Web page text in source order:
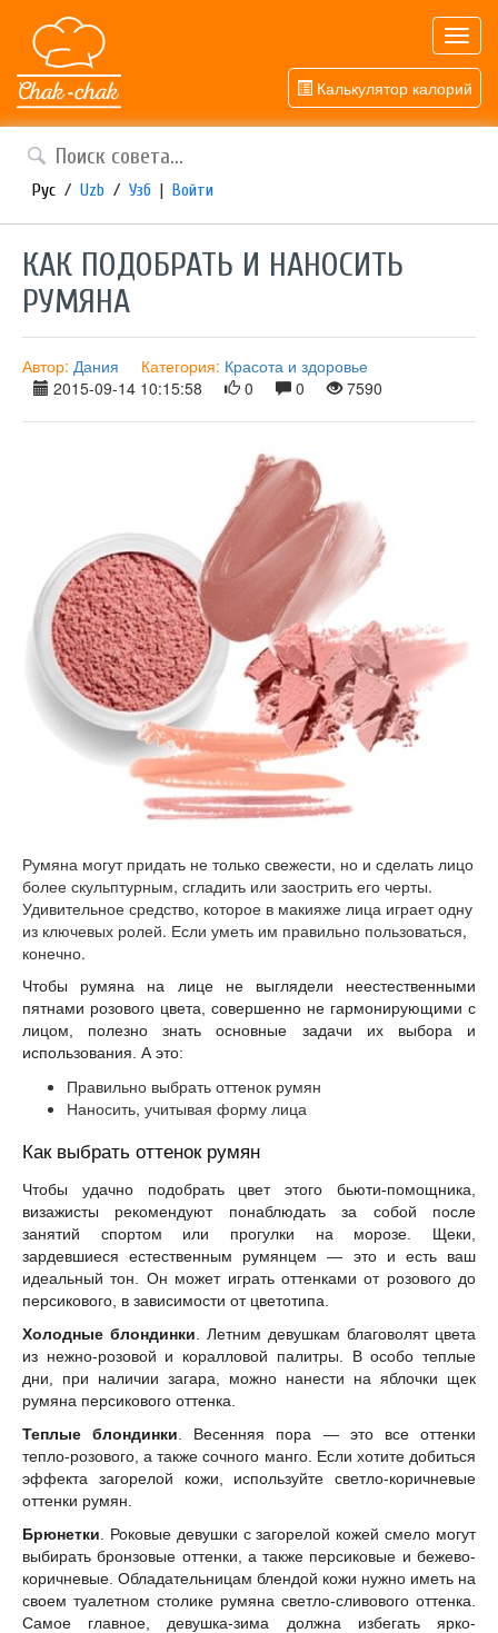
Калькулятор калорий
Рус / Uzb / Узб | Войти
КАК ПОДОБРАТЬ И НАНОСИТЬ
РУМЯНА
Автор: Дания Категория: Красота и здоровье
2015-09-14 10:15:58
0 0 7590
Румяна могут придать не только свежести, но и сделать лицо
более скульптурным, сгладить или заострить его черты.
Удивительное средство, которое в макияже лица играет одну
из ключевых ролей. Если уметь им правильно пользоваться,
конечно.
Чтобы румяна на лице не выглядели неестественными
пятнами розового цвета, совершенно не гармонирующими с
лицом, полезно знать основные задачи их выбора и
использования. А это:
Правильно выбрать оттенок румян
Наносить, учитывая форму лица
Как выбрать оттенок румян
Чтобы удачно подобрать цвет этого бьюти-помощника,
визажисты рекомендуют понаблюдать за собой после
занятий спортом или прогулки на морозе. Щеки,
зардевшиеся естественным румянцем — это и есть ваш
идеальный тон. Он может играть оттенками от розового до
персикового, в зависимости от цветотипа.
Холодные блондинки . Летним девушкам благоволят цвета
из нежно-розовой и коралловой палитры. В особо теплые
дни, при наличии загара, можно нанести на яблочки щек
румяна персикового оттенка.
Теплые блондинки . Весенняя пора — это все оттенки
тепло-розового, а также сочного манго. Если хотите добиться
эффекта загорелой кожи, используйте светло-коричневые
оттенки румян.
Брюнетки . Роковые девушки с загорелой кожей смело могут
выбирать бронзовые оттенки, а также персиковые и бежево-
коричневые. Обладательницам блендой кожи нужно иметь на
своем туалетном столике румяна светло-сливового оттенка.
Самое главное, девушка-зима должна избегать ярко-